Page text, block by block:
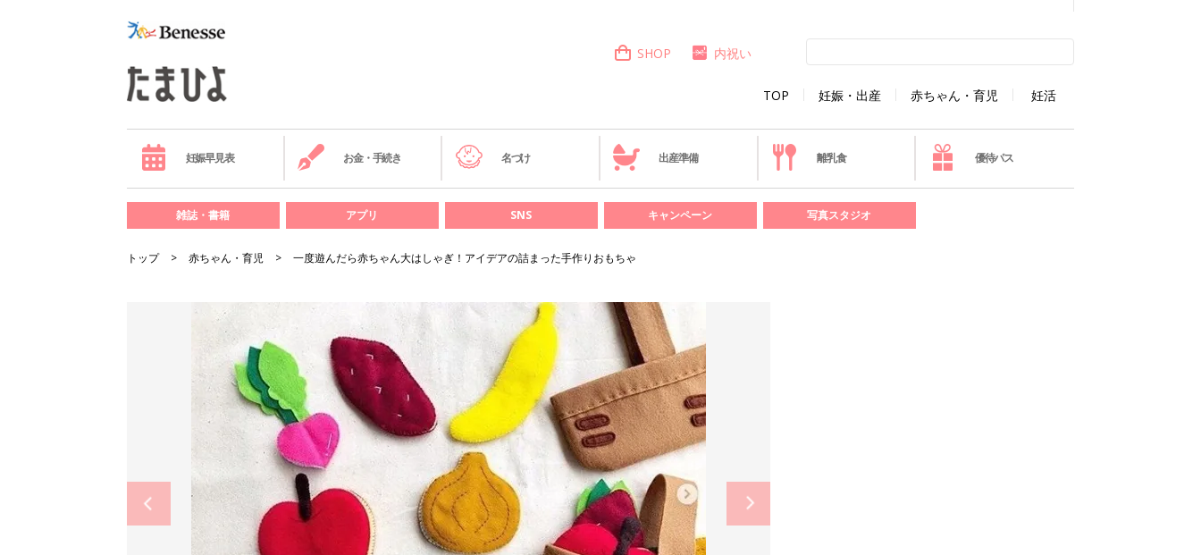
TOP 妊娠・出産 赤ちゃん・育児 妊活
SHOP 内祝い
妊娠早見表 お金・手続き 名づけ 出産準備 離乳食 優待パス
雑誌・書籍 アプリ SNS キャンペーン 写真スタジオ
トップ 赤ちゃん・育児 一度遊んだら赤ちゃん大はしゃぎ！アイデアの詰まった手作りおもちゃ